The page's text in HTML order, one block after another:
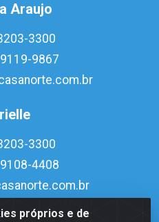
próprios e de
Araujo
3300
9867
3300
4408